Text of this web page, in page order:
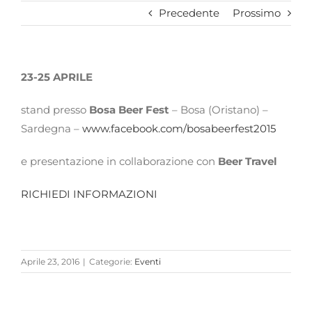
Precedente Prossimo
23-25 APRILE
stand presso Bosa Beer Fest – Bosa (Oristano) –
Sardegna – www.facebook.com/bosabeerfest2015
e presentazione in collaborazione con Beer Travel
RICHIEDI INFORMAZIONI
Aprile 23, 2016 | Categorie: Eventi